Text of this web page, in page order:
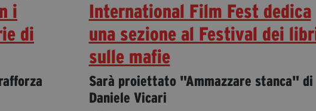
i
di
International Film Fest dedica
una sezione al Festival dei
sulle mafie
Sarà proiettato "Ammazzare stanca" di
Daniele Vicari